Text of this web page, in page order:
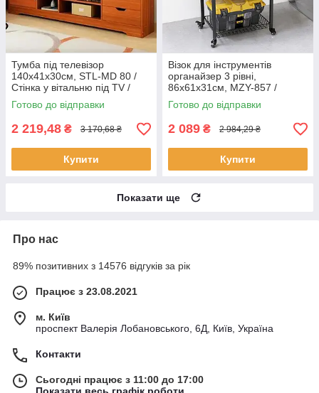
Тумба під телевізор
140х41х30см, STL-MD 80 /
Стінка у вітальню під TV /
Тумба під ТВ / Стінка під ТВ
Готово до відправки
2 219,48 ₴ 3 170,68 ₴
Купити
Візок для інструментів
органайзер 3 рівні,
86х61x31см, MZY-857 /
Пересувний органайзер для
інструментів
Готово до відправки
2 089 ₴ 2 984,29 ₴
Купити
Показати ще
Про нас
89% позитивних з 14576 відгуків за рік
Працює з 23.08.2021
м. Київ
проспект Валерія Лобановського, 6Д, Київ, Україна
Контакти
Сьогодні працює з 11:00 до 17:00